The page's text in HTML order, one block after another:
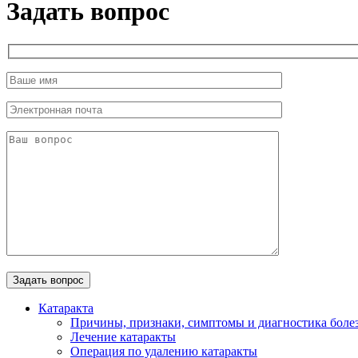
Задать вопрос
Катаракта
Причины, признаки, симптомы и диагностика
Лечение катаракты
Операция по удалению катаракты